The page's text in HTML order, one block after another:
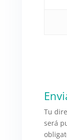
Tu
será